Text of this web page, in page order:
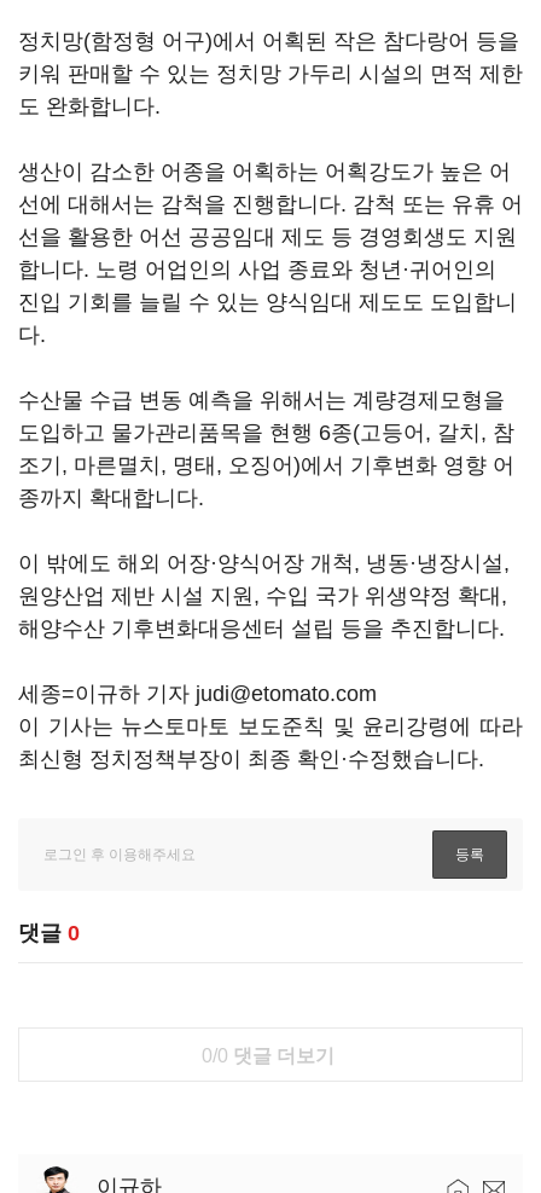
정치망(함정형 어구)에서 어획된 작은 참다랑어 등을
키워 판매할 수 있는 정치망 가두리 시설의 면적 제한
도 완화합니다.
생산이 감소한 어종을 어획하는 어획강도가 높은 어
선에 대해서는 감척을 진행합니다. 감척 또는 유휴 어
선을 활용한 어선 공공임대 제도 등 경영회생도 지원
합니다. 노령 어업인의 사업 종료와 청년·귀어인의
진입 기회를 늘릴 수 있는 양식임대 제도도 도입합니
다.
수산물 수급 변동 예측을 위해서는 계량경제모형을
도입하고 물가관리품목을 현행 6종(고등어, 갈치, 참
조기, 마른멸치, 명태, 오징어)에서 기후변화 영향 어
종까지 확대합니다.
이 밖에도 해외 어장·양식어장 개척, 냉동·냉장시설,
원양산업 제반 시설 지원, 수입 국가 위생약정 확대,
해양수산 기후변화대응센터 설립 등을 추진합니다.
세종=이규하 기자 judi@etomato.com
이 기사는 뉴스토마토 보도준칙 및 윤리강령에 따라
최신형 정치정책부장이 최종 확인·수정했습니다.
댓글 0
0/0 댓글 더보기
이규하